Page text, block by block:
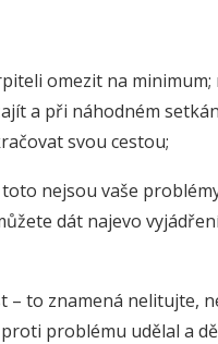
omezit na
a při náhodném
svou cestou;
nejsou vaše
dát najevo
– to znamená nelitujte,
problému udělal a